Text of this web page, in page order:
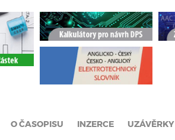
O ČASOPISU INZERCE UZÁVĚRKY